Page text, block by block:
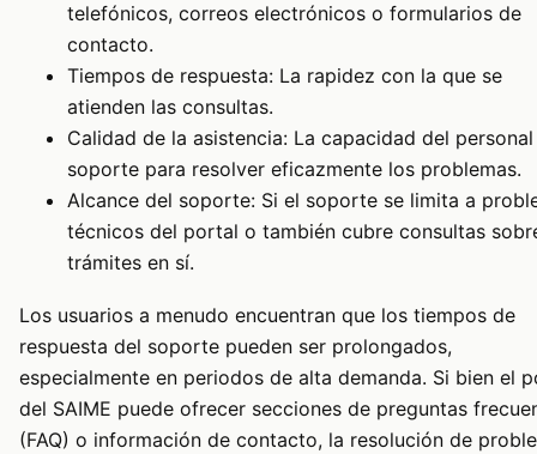
telefónicos, correos electrónicos o formularios de
contacto.
Tiempos de respuesta: La rapidez con la que se
atienden las consultas.
Calidad de la asistencia: La capacidad del
soporte para resolver eficazmente los problemas.
Alcance del soporte: Si el soporte se limita a
técnicos del portal o también cubre consultas
trámites en sí.
Los usuarios a menudo encuentran que los tiempos de
respuesta del soporte pueden ser prolongados,
especialmente en periodos de alta demanda. Si bien el
del SAIME puede ofrecer secciones de preguntas
(FAQ) o información de contacto, la resolución de